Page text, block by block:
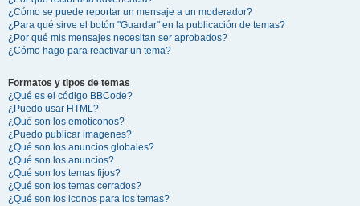
¿Cómo se puede reportar un mensaje a un moderador?
¿Para qué sirve el botón "Guardar" en la publicación de temas?
¿Por qué mis mensajes necesitan ser aprobados?
¿Cómo hago para reactivar un tema?
Formatos y tipos de temas
¿Qué es el código BBCode?
¿Puedo usar HTML?
¿Qué son los emoticonos?
¿Puedo publicar imagenes?
¿Qué son los anuncios globales?
¿Qué son los anuncios?
¿Qué son los temas fijos?
¿Qué son los temas cerrados?
¿Qué son los iconos para los temas?